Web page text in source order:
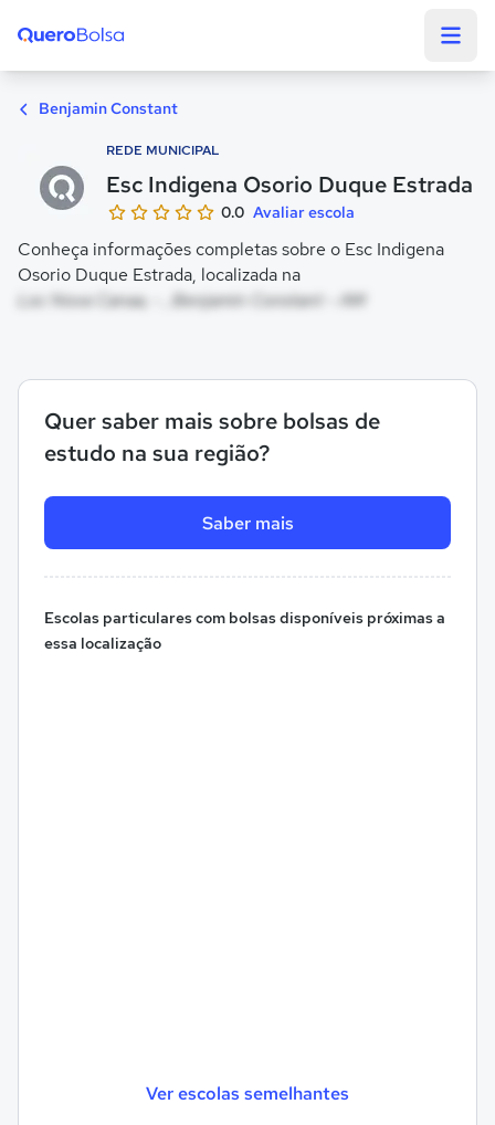
Benjamin Constant
REDE MUNICIPAL
Esc Indigena Osorio Duque Estrada
0.0 Avaliar escola
Conheça informações completas sobre o Esc Indigena
Osorio Duque Estrada, localizada na
Loc Nova Canaa, - , Benjamin Constant - AM
Quer saber mais sobre bolsas de
estudo na sua região?
Saber mais
Escolas particulares com bolsas disponíveis próximas a
essa localização
Ver escolas semelhantes